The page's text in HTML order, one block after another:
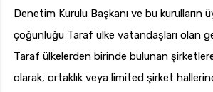
Denetim Kurulu Başkanı ve bu kurulların
çoğunluğu Taraf ülke vatandaşları olan
Taraf ülkelerden birinde bulunan
olarak, ortaklık veya limited şirket